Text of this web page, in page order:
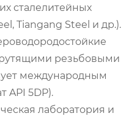
сталелитейных
Tiangang Steel и др.).
резьбовыми
международным
API 5DP).
лаборатория и